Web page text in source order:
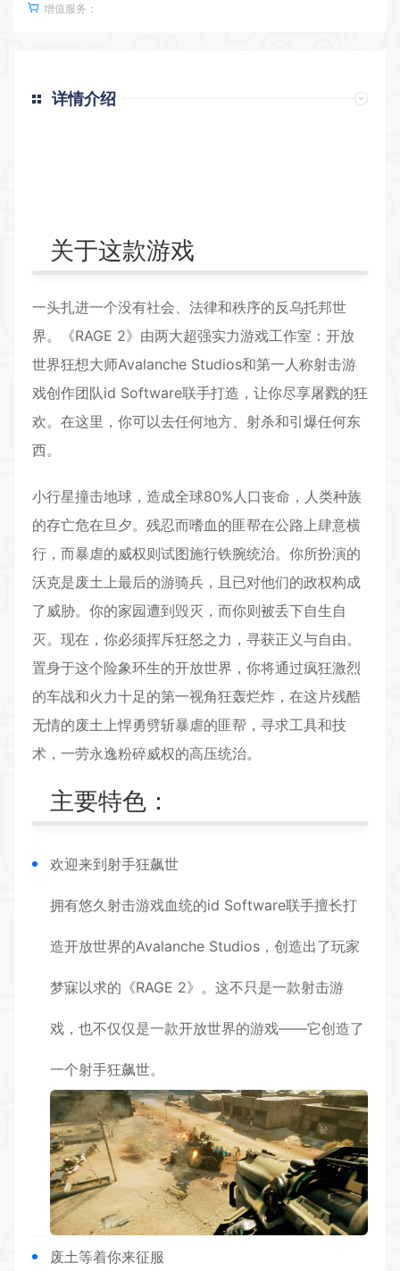
增值服务：
详情介绍
关于这款游戏
一头扎进一个没有社会、法律和秩序的反乌托邦世
界。《RAGE 2》由两大超强实力游戏工作室：开放
世界狂想大师Avalanche Studios和第一人称射击游
戏创作团队id Software联手打造，让你尽享屠戮的狂
欢。在这里，你可以去任何地方、射杀和引爆任何东
西。
小行星撞击地球，造成全球80%人口丧命，人类种族
的存亡危在旦夕。残忍而嗜血的匪帮在公路上肆意横
行，而暴虐的威权则试图施行铁腕统治。你所扮演的
沃克是废土上最后的游骑兵，且已对他们的政权构成
了威胁。你的家园遭到毁灭，而你则被丢下自生自
灭。现在，你必须挥斥狂怒之力，寻获正义与自由。
置身于这个险象环生的开放世界，你将通过疯狂激烈
的车战和火力十足的第一视角狂轰烂炸，在这片残酷
无情的废土上悍勇劈斩暴虐的匪帮，寻求工具和技
术，一劳永逸粉碎威权的高压统治。
主要特色：
欢迎来到射手狂飙世
拥有悠久射击游戏血统的id Software联手擅长打
造开放世界的Avalanche Studios，创造出了玩家
梦寐以求的《RAGE 2》。这不只是一款射击游
戏，也不仅仅是一款开放世界的游戏——它创造了
一个射手狂飙世。
废土等着你来征服